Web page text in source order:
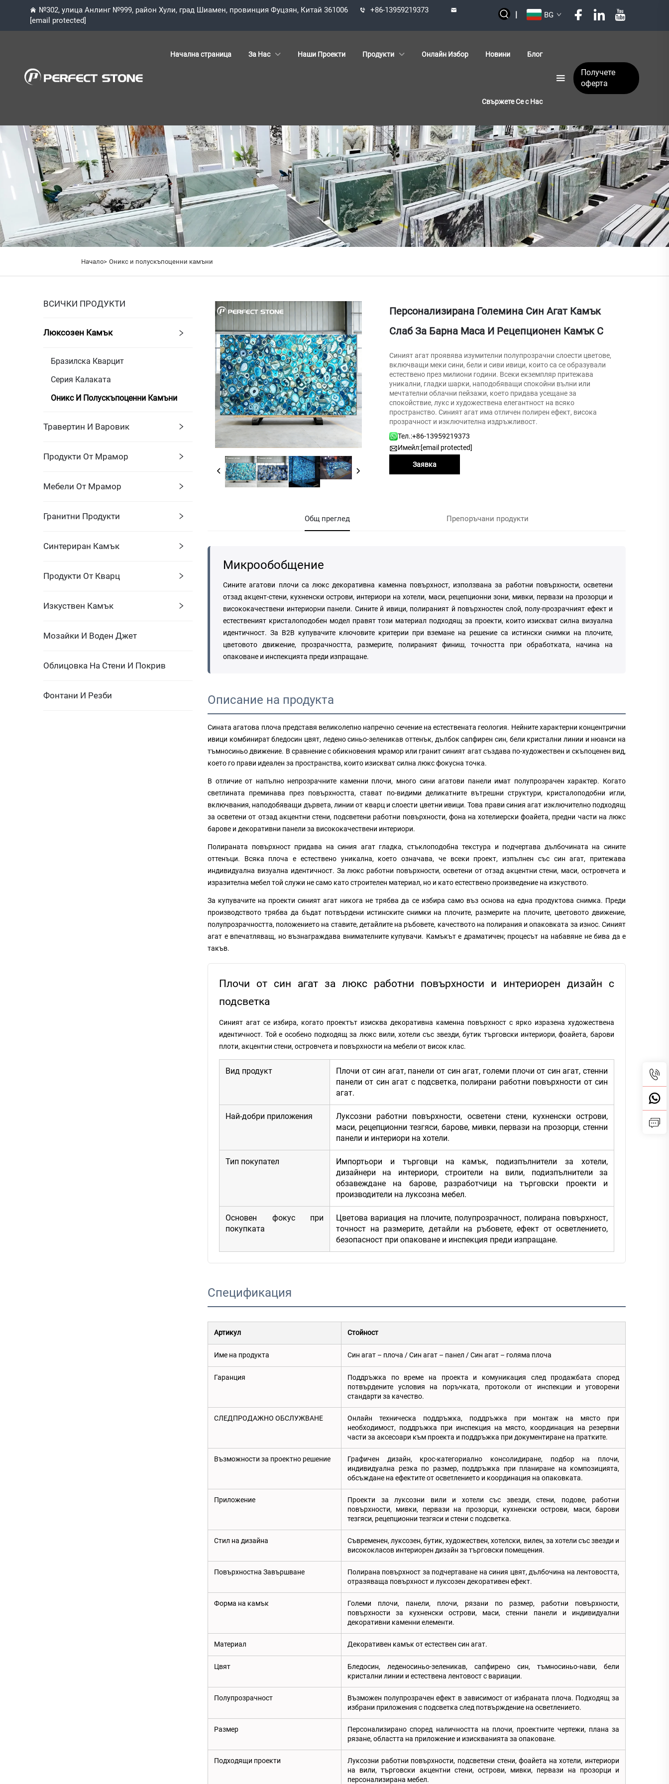
№302, улица Анлинг №999, район Хули, град Шиамен, провинция Фуцзян, Китай 361006
+86-13959219373
[email protected]
| BG
Начална страница За Нас Наши Проекти Продукти Онлайн Избор Новини Блог
Свържете Се с Нас
Получете
оферта
Начало> Оникс и полускъпоценни камъни
ВСИЧКИ ПРОДУКТИ
Люксозен Камък
Бразилска Кварцит
Серия Калаката
Оникс И Полускъпоценни Камъни
Травертин И Варовик
Продукти От Мрамор
Мебели От Мрамор
Гранитни Продукти
Синтериран Камък
Продукти От Кварц
Изкуствен Камък
Мозайки И Воден Джет
Облицовка На Стени И Покрив
Фонтани И Резби
Персонализирана Големина Син Агат Камък
Слаб За Барна Маса И Рецепционен Камък С
Синият агат проявява изумителни полупрозрачни слоести цветове,
включващи меки сини, бели и сиви ивици, които са се образували
естествено през милиони години. Всеки екземпляр притежава
уникални, гладки шарки, наподобяващи спокойни вълни или
мечтателни облачни пейзажи, което придава усещане за
спокойствие, лукс и художествена елегантност на всяко
пространство. Синият агат има отличен полирен ефект, висока
прозрачност и изключителна издръжливост.
Тел.:+86-13959219373
Имейл:[email protected]
Заявка
Общ преглед Препоръчани продукти
Микрообобщение
Сините агатови плочи са люкс декоративна каменна повърхност, използвана за работни повърхности, осветени
отзад акцент-стени, кухненски острови, интериори на хотели, маси, рецепционни зони, мивки, первази на прозорци и
висококачествени интериорни панели. Сините й ивици, полираният й повърхностен слой, полу-прозрачният ефект и
естественият кристалоподобен модел правят този материал подходящ за проекти, които изискват силна визуална
идентичност. За B2B купувачите ключовите критерии при вземане на решение са истински снимки на плочите,
цветовото движение, прозрачността, размерите, полираният финиш, точността при обработката, начина на
опаковане и инспекцията преди изпращане.
Описание на продукта
Сината агатова плоча представя великолепно напречно сечение на естествената геология. Нейните характерни концентрични
ивици комбинират бледосин цвят, ледено синьо-зеленикав оттенък, дълбок сапфирен син, бели кристални линии и нюанси на
тъмносиньо движение. В сравнение с обикновения мрамор или гранит синият агат създава по-художествен и скъпоценен вид,
което го прави идеален за пространства, които изискват силна люкс фокусна точка.
В отличие от напълно непрозрачните каменни плочи, много сини агатови панели имат полупрозрачен характер. Когато
светлината преминава през повърхността, стават по-видими деликатните вътрешни структури, кристалоподобни игли,
включвания, наподобяващи дървета, линии от кварц и слоести цветни ивици. Това прави синия агат изключително подходящ
за осветени от отзад акцентни стени, подсветени работни повърхности, фона на хотелиерски фоайета, предни части на люкс
барове и декоративни панели за висококачествени интериори.
Полираната повърхност придава на синия агат гладка, стъклоподобна текстура и подчертава дълбочината на сините
оттенъци. Всяка плоча е естествено уникална, което означава, че всеки проект, изпълнен със син агат, притежава
индивидуална визуална идентичност. За люкс работни повърхности, осветени от отзад акцентни стени, маси, островчета и
изразителна мебел той служи не само като строителен материал, но и като естествено произведение на изкуството.
За купувачите на проекти синият агат никога не трябва да се избира само въз основа на една продуктова снимка. Преди
производството трябва да бъдат потвърдени истинските снимки на плочите, размерите на плочите, цветовото движение,
полупрозрачността, положението на ставите, детайлите на ръбовете, качеството на полирания и опаковката за износ. Синият
агат е впечатляващ, но възнаграждава внимателните купувачи. Камъкът е драматичен; процесът на набавяне не бива да е
такъв.
Плочи от син агат за люкс работни повърхности и интериорен дизайн с
подсветка
Синият агат се избира, когато проектът изисква декоративна каменна повърхност с ярко изразена художествена
идентичност. Той е особено подходящ за люкс вили, хотели със звезди, бутик търговски интериори, фоайета, барови
плоти, акцентни стени, островчета и повърхности на мебели от висок клас.
Вид продукт
Плочи от син агат, панели от син агат, големи плочи от син агат, стенни
панели от син агат с подсветка, полирани работни повърхности от син
агат.
Най-добри приложения
Луксозни работни повърхности, осветени стени, кухненски острови,
маси, рецепционни тезгяси, барове, мивки, первази на прозорци, стенни
панели и интериори на хотели.
Тип покупател
Импортьори и търговци на камък, подизпълнители за хотели,
дизайнери на интериори, строители на вили, подизпълнители за
обзавеждане на барове, разработчици на търговски проекти и
производители на луксозна мебел.
Основен фокус при
покупката
Цветова вариация на плочите, полупрозрачност, полирана повърхност,
точност на размерите, детайли на ръбовете, ефект от осветлението,
безопасност при опаковане и инспекция преди изпращане.
Спецификация
Артикул Стойност
Име на продукта Син агат – плоча / Син агат – панел / Син агат – голяма плоча
Гаранция
Поддръжка по време на проекта и комуникация след продажбата според
потвърдените условия на поръчката, протоколи от инспекции и уговорени
стандарти за качество.
СЛЕДПРОДАЖНО ОБСЛУЖВАНЕ
Онлайн техническа поддръжка, поддръжка при монтаж на място при
необходимост, поддръжка при инспекция на място, координация на резервни
части за аксесоари към проекта и поддръжка при документиране на пратките.
Възможности за проектно решение
Графичен дизайн, крос-категориално консолидиране, подбор на плочи,
индивидуална резка по размер, поддръжка при планиране на композицията,
обсъждане на ефектите от осветлението и координация на опаковката.
Приложение
Проекти за луксозни вили и хотели със звезди, стени, подове, работни
повърхности, мивки, первази на прозорци, кухненски острови, маси, барови
тезгяси, рецепционни тезгяси и стени с подсветка.
Стил на дизайна
Съвременен, луксозен, бутик, художествен, хотелски, вилен, за хотели със звезди и
висококласов интериорен дизайн за търговски помещения.
Повърхностна Завършване
Полирана повърхност за подчертаване на синия цвят, дълбочина на лентовостта,
отразяваща повърхност и луксозен декоративен ефект.
Форма на камък
Големи плочи, панели, плочи, рязани по размер, работни повърхности,
повърхности за кухненски острови, маси, стенни панели и индивидуални
декоративни каменни елементи.
Материал Декоративен камък от естествен син агат.
Цвят
Бледосин, леденосиньо-зеленикав, сапфирено син, тъмносиньо-нави, бели
кристални линии и естествена лентовост с вариации.
Полупрозрачност
Възможен полупрозрачен ефект в зависимост от избраната плоча. Подходящ за
избрани приложения с подсветка след потвърждение на осветлението.
Размер
Персонализирано според наличността на плочи, проектните чертежи, плана за
рязане, областта на приложение и изискванията за опаковане.
Подходящи проекти
Луксозни работни повърхности, подсветени стени, фоайета на хотели, интериори
на вили, търговски акцентни стени, острови, мивки, первази на прозорци и
персонализирана мебел.